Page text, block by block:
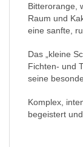
Bitterorange,
Raum und
eine sanfte,
Das „kleine
Fichten- und
seine
Komplex,
begeistert